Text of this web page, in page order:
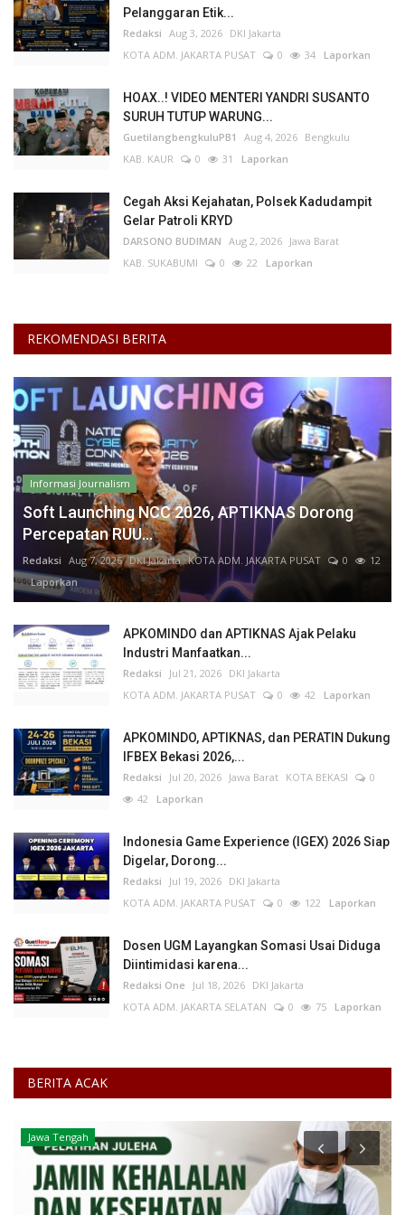
Pelanggaran Etik...
Redaksi Aug 3, 2026 DKI Jakarta
KOTA ADM. JAKARTA PUSAT
0 34 Laporkan
HOAX..! VIDEO MENTERI YANDRI SUSANTO
SURUH TUTUP WARUNG...
GuetilangbengkuluPB1 Aug 4, 2026 Bengkulu
KAB. KAUR
0 31 Laporkan
Cegah Aksi Kejahatan, Polsek Kadudampit
Gelar Patroli KRYD
DARSONO BUDIMAN Aug 2, 2026 Jawa Barat
KAB. SUKABUMI
0 22 Laporkan
REKOMENDASI BERITA
Informasi Journalism
Soft Launching NCC 2026, APTIKNAS Dorong
Percepatan RUU...
Redaksi Aug 7, 2026 DKI Jakarta KOTA ADM. JAKARTA PUSAT 0
12
Laporkan
APKOMINDO dan APTIKNAS Ajak Pelaku
Industri Manfaatkan...
Redaksi Jul 21, 2026 DKI Jakarta
KOTA ADM. JAKARTA PUSAT
0 42 Laporkan
APKOMINDO, APTIKNAS, dan PERATIN Dukung
IFBEX Bekasi 2026,...
Redaksi Jul 20, 2026 Jawa Barat KOTA BEKASI
0
42 Laporkan
Indonesia Game Experience (IGEX) 2026 Siap
Digelar, Dorong...
Redaksi Jul 19, 2026 DKI Jakarta
KOTA ADM. JAKARTA PUSAT
0 122 Laporkan
Dosen UGM Layangkan Somasi Usai Diduga
Diintimidasi karena...
Redaksi One Jul 18, 2026 DKI Jakarta
KOTA ADM. JAKARTA SELATAN
0 75 Laporkan
BERITA ACAK
Jawa Tengah